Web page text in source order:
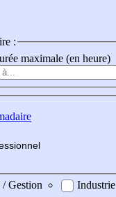
:
maximale (en heure)
Gestion
Industrie